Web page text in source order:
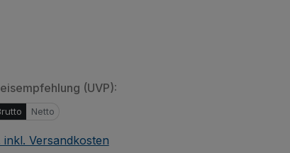
(UVP):
Netto
Versandkosten